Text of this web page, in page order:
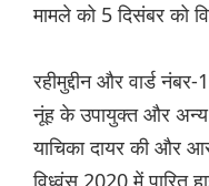
मामले को 5 दिसंबर को
रहीमुद्दीन और वार्ड
नूंह के उपायुक्त और अन्य
याचिका दायर की और